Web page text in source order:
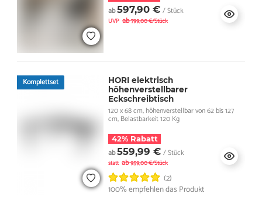
ab597,90 € / Stück
UVP ab799,00 €/Stück
Komplettset
HORI elektrisch
höhenverstellbarer
Eckschreibtisch
120 x 68 cm, höhenverstellbar von 62 bis 127
cm, Belastbarkeit 120 Kg
42% Rabatt
ab559,99 € / Stück
statt ab959,00 €/Stück
(2)
100% empfehlen das Produkt